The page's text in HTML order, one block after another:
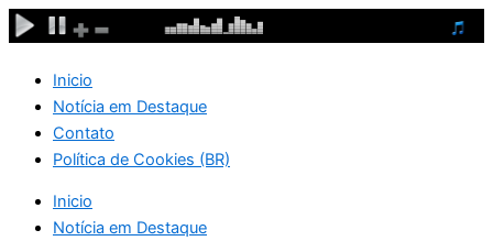
Ir
para
conteúdo
Inicio
Notícia em Destaque
Contato
Política de Cookies (BR)
Inicio
Notícia em Destaque